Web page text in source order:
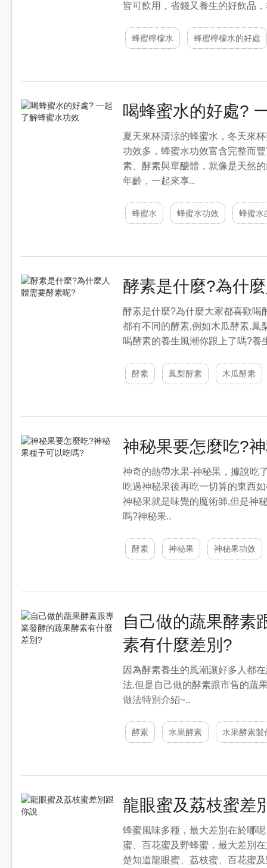
皆可飲用，省錢又養生的好飲品
蜂蜜檸檬水 蜂蜜檸檬水的好處
喝蜂蜜水的好處?
夏天來杯清涼的蜂蜜水，冬天來
功效多，蜂蜜水功效富含完整而
素、酵素與單醣體，就像是天然
年齡，一起來享..
蜂蜜水 蜂蜜水功效 蜂蜜水
酵素是什麼?為什
酵素是什麼?為什麼大家都喜歡喝
都有不同的酵素,例如木瓜酵素.鳳
喝酵素的養生風潮你跟上了嗎?養
酵素 鳳梨酵素 木瓜酵素
神秘果要怎麼吃?
神奇的熱帶水果-神秘果，據說吃
吃過神秘果後再吃一切算的東西
神秘果就是味覺的魔術師,但是神
嗎?神秘果..
酵素 神秘果 神秘果功效
自己做的蔬果酵素
素有什麼差別?
因為酵素養生的風潮讓好多人都
法,但是自己做的酵素跟市售的蔬
做法特別介紹~..
酵素 水果酵素 水果酵素製
龍眼蜜及荔枝蜜差
蜂蜜風味多種，最大差別在於哪
蜜、百花蜜及野蜂蜜，最大差別
楚知道龍眼蜜、荔枝蜜、百花蜜